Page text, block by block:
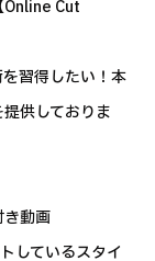
Online Cut
習得したい！本
供しておりま
動画
しているスタイ